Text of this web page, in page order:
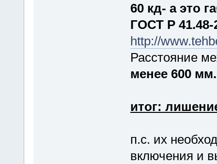
60 кд- а это
ГОСТ Р 41.48-
http://
Расстояние
менее 600 мм.
итог:
п.с. их
включения и